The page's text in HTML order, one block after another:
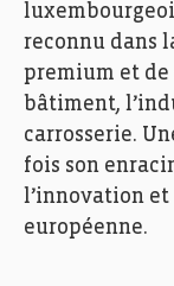
reconnu dans
premium et
bâtiment,
carrosserie.
fois son
l’innovation
européenne.